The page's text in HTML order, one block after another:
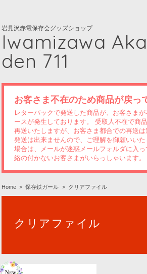
岩見沢赤電保存会グッズショップ
Iwamizawa Aka
den 711
お客さま不在のため商品が戻っ
レターパックで発送した商品が、お客さま
ースが発生しております。 受取人不在で商
再送いたしますが、お客さま都合での再送
発送は出来ませんので、ご理解を御願いい
場合は、メールが迷惑メールフォルダに入
絡の付かないお客さまがいらっしゃいます。
Home 保存鉄ガール クリアファイル
クリアファイル